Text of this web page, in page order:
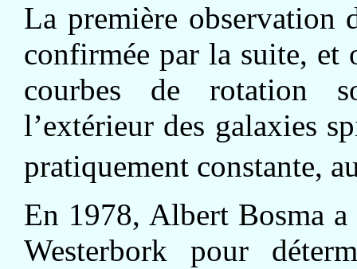
La première observation
confirmée par la suite, et
courbes de rotation
l’extérieur des galaxies
pratiquement constante,
En 1978, Albert Bosma
Westerbork pour